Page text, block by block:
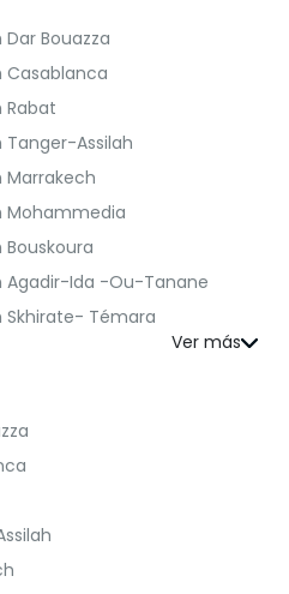
Fès
Benslimane
Al Haouz
Moulay Yacoub
Nador
Salé
en Sefrou
Berrechid
Essaouira
Rehamna
Khémisset
Bouazza
Assilah
Mohammedia
Ida -Ou-Tanane
Témara
Yacoub